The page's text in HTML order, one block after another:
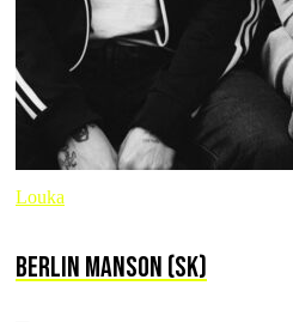
Louka
Berlin Manson (SK)